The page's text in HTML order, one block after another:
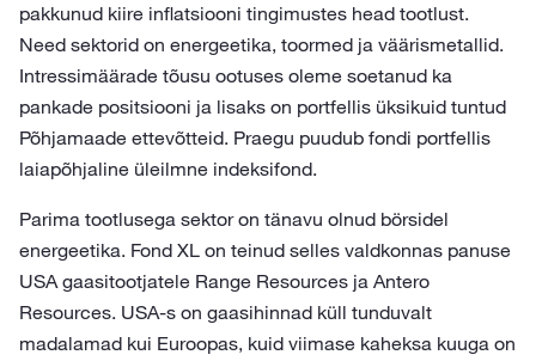
pakkunud kiire inflatsiooni tingimustes head tootlust.
Need sektorid on energeetika, toormed ja väärismetallid.
Intressimäärade tõusu ootuses oleme soetanud ka
pankade positsiooni ja lisaks on portfellis üksikuid tuntud
Põhjamaade ettevõtteid. Praegu puudub fondi portfellis
laiapõhjaline üleilmne indeksifond.
Parima tootlusega sektor on tänavu olnud börsidel
energeetika. Fond XL on teinud selles valdkonnas panuse
USA gaasitootjatele Range Resources ja Antero
Resources. USA-s on gaasihinnad küll tunduvalt
madalamad kui Euroopas, kuid viimase kaheksa kuuga on